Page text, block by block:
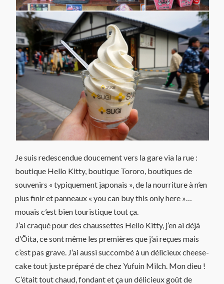
Je suis redescendue doucement vers la gare via la rue :
boutique Hello Kitty, boutique Tororo, boutiques de
souvenirs « typiquement japonais », de la nourriture à n’en
plus finir et panneaux « you can buy this only here »…
mouais c’est bien touristique tout ça.
J’ai craqué pour des chaussettes Hello Kitty, j’en ai déjà
d’Ôita, ce sont même les premières que j’ai reçues mais
c’est pas grave. J’ai aussi succombé à un délicieux cheese-
cake tout juste préparé de chez Yufuin Milch. Mon dieu !
C’était tout chaud, fondant et ça un délicieux goût de